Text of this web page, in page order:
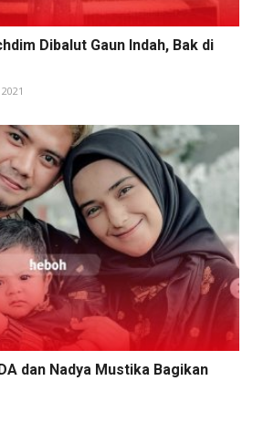
Dibalut Gaun Indah, Bak di
dan Nadya Mustika Bagikan